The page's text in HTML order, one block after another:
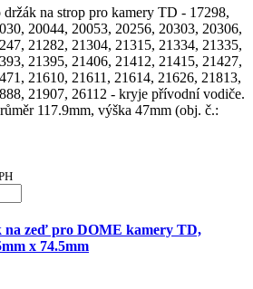
na strop pro kamery TD - 17298,
20044, 20053, 20256, 20303, 20306,
21282, 21304, 21315, 21334, 21335,
21395, 21406, 21412, 21415, 21427,
21610, 21611, 21614, 21626, 21813,
21907, 26112 - kryje přívodní vodiče.
117.9mm, výška 47mm (obj. č.:
zeď pro DOME kamery TD,
x 74.5mm